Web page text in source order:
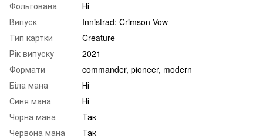
Фольгована
Ні
Випуск
Innistrad: Crimson Vow
Тип картки
Creature
Рік випуску
2021
Формати
commander, pioneer, modern
Біла мана
Ні
Синя мана
Ні
Чорна мана
Так
Червона мана
Так